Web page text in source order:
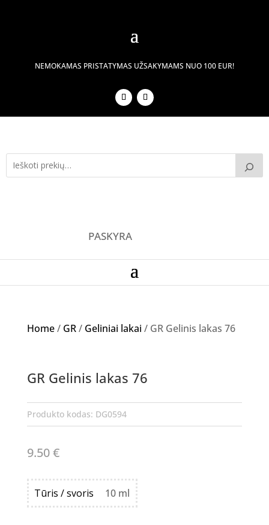
NEMOKAMAS PRISTATYMAS UŽSAKYMAMS NUO 100 EUR!
PASKYRA
Home/ GR/ Geliniai lakai / GR Gelinis lakas 76
GR Gelinis lakas 76
Produkto kodas: DG0594
9.50€
Tūris / svoris 10 ml